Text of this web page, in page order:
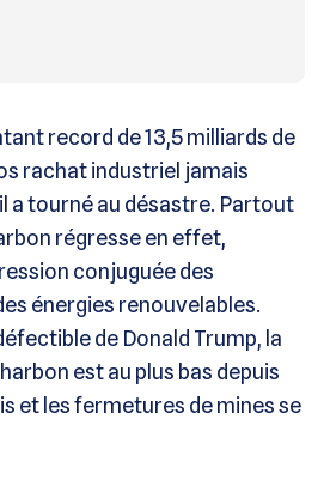
record de 13,5 milliards de
rachat industriel jamais
a tourné au désastre. Partout
régresse en effet,
conjuguée des
énergies renouvelables.
de Donald Trump, la
est au plus bas depuis
et les fermetures de mines se